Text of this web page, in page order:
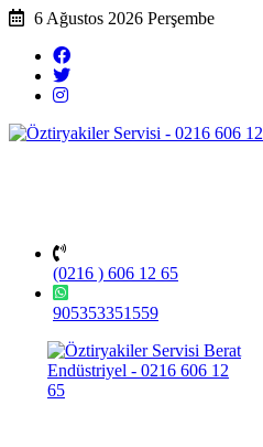
6 Ağustos 2026 Perşembe
(0216 ) 606 12 65
905353351559